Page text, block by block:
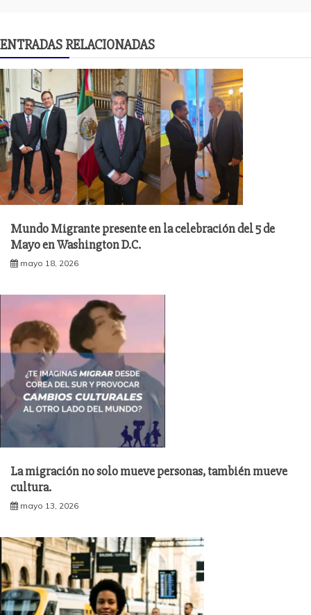
ENTRADAS RELACIONADAS
Mundo Migrante presente en la celebración del 5 de
Mayo en Washington D.C.
mayo 18, 2026
La migración no solo mueve personas, también mueve
cultura.
mayo 13, 2026